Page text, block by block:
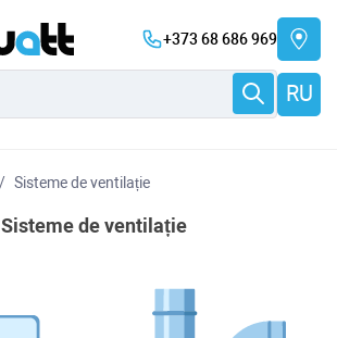
+373 68 686 969
RU
Sisteme de ventilație
Sisteme de ventilație